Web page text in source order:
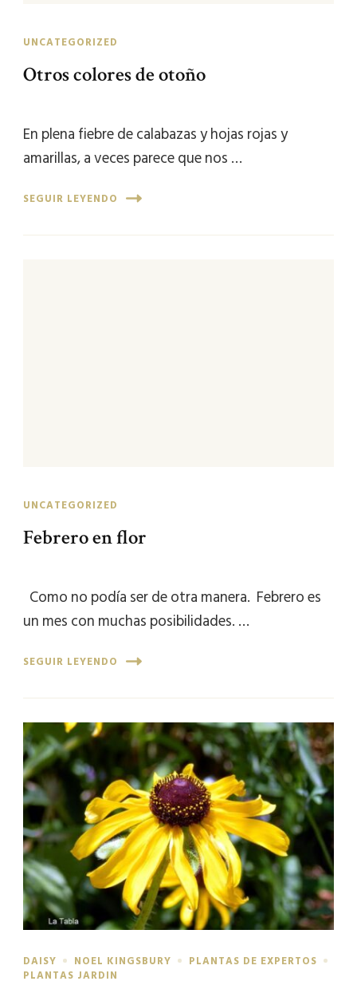
UNCATEGORIZED
Otros colores de otoño
En plena fiebre de calabazas y hojas rojas y
amarillas, a veces parece que nos …
SEGUIR LEYENDO
UNCATEGORIZED
Febrero en flor
Como no podía ser de otra manera. Febrero es
un mes con muchas posibilidades. …
SEGUIR LEYENDO
DAISY NOEL KINGSBURY
PLANTAS DE EXPERTOS
PLANTAS JARDIN